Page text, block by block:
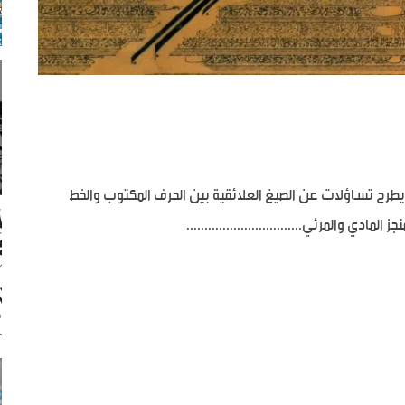
تساؤلات عن الصيغ العلائقية بين الحرف المكتوب والخط
المادي والمرئي................................